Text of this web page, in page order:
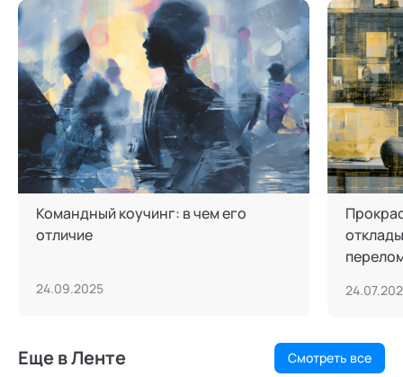
Командный коучинг: в чем его
отличие
24.09.2025
Еще в Ленте Смотреть все